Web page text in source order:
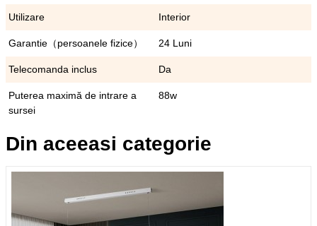
Utilizare Interior
Garantie（persoanele fizice） 24 Luni
Telecomanda inclus Da
Puterea maximă de intrare a
sursei
88w
Din aceeasi categorie